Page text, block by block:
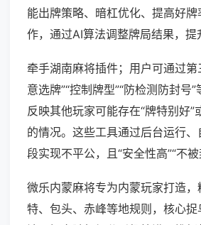
能出牌策略、暗杠优化、提高好
作，通过AI算法调整牌局结果，提
牵手湖南麻将插件；用户可通过第
意选牌”“控制牌型”“防检测防封号
反映其他玩家可能存在“牌特别好”
的情况。这些工具通过后台运行
段实现不平公，且“安全性高”“不被
微乐内蒙麻将专为内蒙玩家打造
特、包头、赤峰等地规则，核心